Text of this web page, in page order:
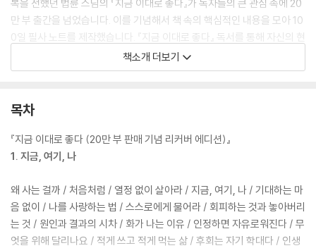
복을 전했던 법륜 스님의 『지금 이대로 좋다』가 독자들의 큰 관심 속에 20
만 부 출간을 넘었습니다. 이를 기념해서 책 속의 핵심적인 내용을 모아 10
0일 필사 노트를 제작했습니다. 『지금 이대로 좋다』 독서를 통해 자신의 현
재를 알아차리고, 한 문장, 한 글자씩 필사하는 동안 있는 그대로 나를 사랑
하는 법을 터득하며 자신을 더욱 밀도 있게 살펴볼 수 있도록 구성했습니
들도 파스텔톤 배경과 함께 배치해서 필사하는 동안의 마음을 포근하고 열
고 머리로 사고하며 빠른 속도로 우리의 감정과 사고에 영향을 미칩니다.
반면, 한 글자씩 손으로 적어가는 필사는 속도가 느립니다. 책에서 전하는
책소개 더보기
목차
『지금 이대로 좋다 (20만 부 판매 기념 리커버 에디션)』
1. 지금, 여기, 나
왜 사는 걸까 / 처음처럼 / 열정 없이 살아라 / 지금, 여기, 나 / 기대하는 마
음 없이 / 나를 사랑하는 법 / 스스로에게 물어라 / 회피하는 것과 놓아버리
는 것 / 원인과 결과의 시차 / 화가 나는 이유 / 인정하면 자유로워진다 / 무
엇을 위해 달리나요 / 적게 쓰고 적게 먹는 삶 / 후회는 자기 학대다 / 인생